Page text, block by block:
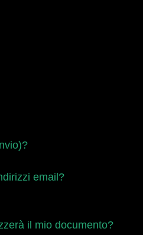
email?
il mio documento?